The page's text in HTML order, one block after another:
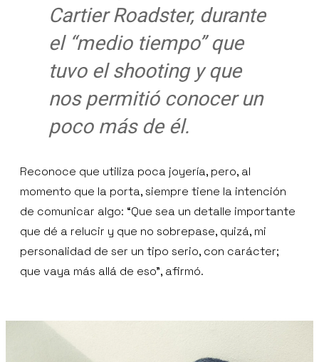
Cartier Roadster, durante
el “medio tiempo” que
tuvo el shooting y que
nos permitió conocer un
poco más de él.
Reconoce que utiliza poca joyería, pero, al
momento que la porta, siempre tiene la intención
de comunicar algo: “Que sea un detalle importante
que dé a relucir y que no sobrepase, quizá, mi
personalidad de ser un tipo serio, con carácter;
que vaya más allá de eso”, afirmó.